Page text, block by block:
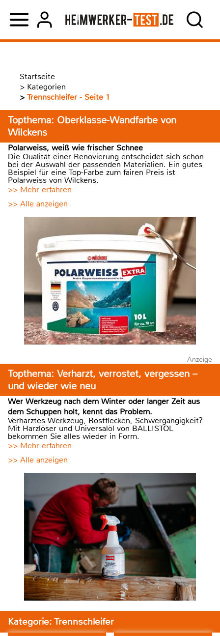
Startseite
> Kategorien
> Trennschleifer - Seite 1
Topthema: Oberklasse-Wandfarbe von
Wilckens
Polarweiss, weiß wie frischer Schnee
Die Qualität einer Renovierung entscheidet sich schon
bei der Auswahl der passenden Materialien. Ein gutes
Beispiel für eine Top-Farbe zum fairen Preis ist
Polarweiss von Wilckens.
>> Mehr erfahren
>> Alle anzeigen
Anzeige
Topthema: Verharzt, verrostet, vergessen –
und wieder wie neu
Wer Werkzeug nach dem Winter oder langer Zeit aus
dem Schuppen holt, kennt das Problem.
Verharztes Werkzeug, Rostflecken, Schwergängigkeit?
Mit Harzlöser und Universalöl von BALLISTOL
bekommen Sie alles wieder in Form.
>> Mehr erfahren
>> Alle anzeigen
Kategorie: Trennschleifer